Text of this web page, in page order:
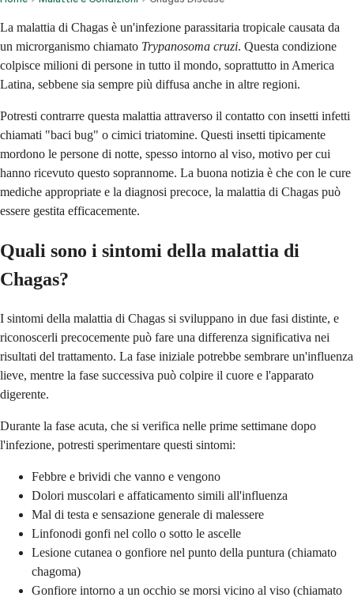
La malattia di Chagas è un'infezione parassitaria tropicale causata da
un microrganismo chiamato Trypanosoma cruzi. Questa condizione
colpisce milioni di persone in tutto il mondo, soprattutto in America
Latina, sebbene sia sempre più diffusa anche in altre regioni.
Potresti contrarre questa malattia attraverso il contatto con insetti infetti
chiamati "baci bug" o cimici triatomine. Questi insetti tipicamente
mordono le persone di notte, spesso intorno al viso, motivo per cui
hanno ricevuto questo soprannome. La buona notizia è che con le cure
mediche appropriate e la diagnosi precoce, la malattia di Chagas può
essere gestita efficacemente.
Quali sono i sintomi della malattia di
Chagas?
I sintomi della malattia di Chagas si sviluppano in due fasi distinte, e
riconoscerli precocemente può fare una differenza significativa nei
risultati del trattamento. La fase iniziale potrebbe sembrare un'influenza
lieve, mentre la fase successiva può colpire il cuore e l'apparato
digerente.
Durante la fase acuta, che si verifica nelle prime settimane dopo
l'infezione, potresti sperimentare questi sintomi:
Febbre e brividi che vanno e vengono
Dolori muscolari e affaticamento simili all'influenza
Mal di testa e sensazione generale di malessere
Linfonodi gonfi nel collo o sotto le ascelle
Lesione cutanea o gonfiore nel punto della puntura (chiamato
chagoma)
Gonfiore intorno a un occhio se morsi vicino al viso (chiamato